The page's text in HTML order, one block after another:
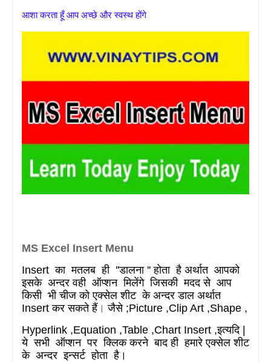
आशा करता हूँ आप अच्छे और स्वस्थ होंगे
MS Excel Insert Menu
Insertका मतलब ही''डालना ''होता है अर्थात आपको
इसके अन्दर वही ऑप्शन मिलेंगे जिसकी मदद से आप
किसी भी चीज को एक्सेल शीट के अन्दर डाल अर्थात
Insertकर सकते हैं। जैसे ;Picture ,Clip Art ,Shape ,
Hyperlink ,Equation ,Table ,Chart Insert ,इत्यदि |
ये सभी ऑप्शन पर क्लिक करने बाद ही हमारे एक्सेल शीट
के अन्दर इन्सर्ट होता है।